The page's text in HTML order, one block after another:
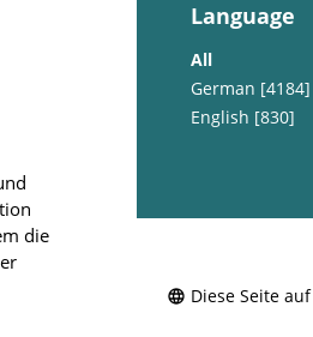
die
Language
All
German [4184]
English [830]
Diese Seite